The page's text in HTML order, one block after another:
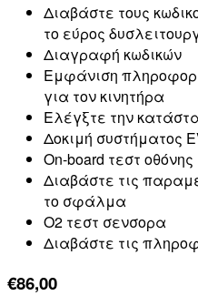
Διαβάστε τους
το εύρος
Διαγραφή κωδικών
Εμφάνιση
για τον κινητήρα
Ελέγξτε την
Δοκιμή συστήματος
On-board τεστ οθόνης
Διαβάστε τις
το σφάλμα
O2 τεστ σενσορα
Διαβάστε τις
€86,00